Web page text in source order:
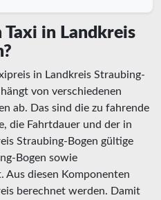
in Landkreis
in Landkreis Straubing-
hängt von verschiedenen
ab. Das sind die zu fahrende
die Fahrtdauer und der in
Straubing-Bogen gültige
Bogen sowie
Aus diesen Komponenten
berechnet werden. Damit